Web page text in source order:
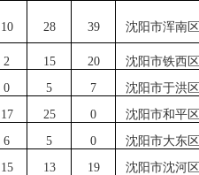
10 28 39 沈阳市浑南区
2 15 20
沈阳市铁西区
0 5 7
沈阳市于洪区
17 25 0
沈阳市和平区
6 5 0
沈阳市大东区
15 13 19
沈阳市沈河区